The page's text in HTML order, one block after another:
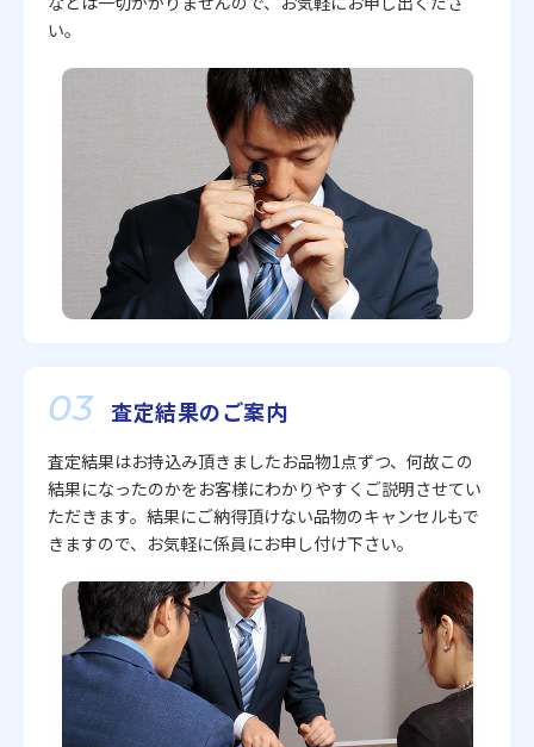
い。
03 査定結果のご案内
査定結果はお持込み頂きましたお品物1点ずつ、何故この
結果になったのかをお客様にわかりやすくご説明させてい
ただきます。結果にご納得頂けない品物のキャンセルもで
きますので、お気軽に係員にお申し付け下さい。